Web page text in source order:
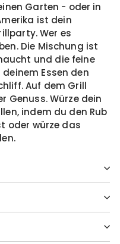
Garten - oder in
ist dein
Wer es
Die Mischung ist
und die feine
Essen den
Auf dem Grill
Genuss. Würze dein
indem du den Rub
oder würze das